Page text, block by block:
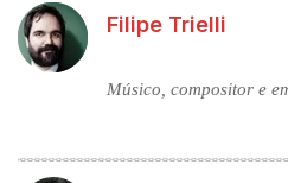
Filipe Trielli
Músico, compositor e